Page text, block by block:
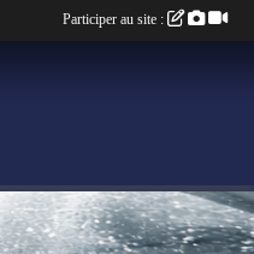
Participer au site :